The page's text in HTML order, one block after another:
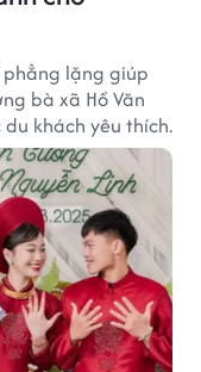
lặng giúp
bà xã Hồ Văn
khách yêu thích.